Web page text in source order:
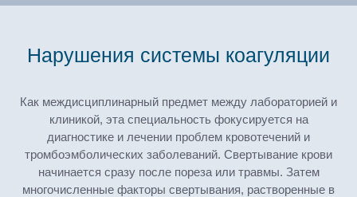
Нарушения системы коагуляции
Как междисциплинарный предмет между лабораторией и
клиникой, эта специальность фокусируется на
диагностике и лечении проблем кровотечений и
тромбоэмболических заболеваний. Свертывание крови
начинается сразу после пореза или травмы. Затем
многочисленные факторы свертывания, растворенные в